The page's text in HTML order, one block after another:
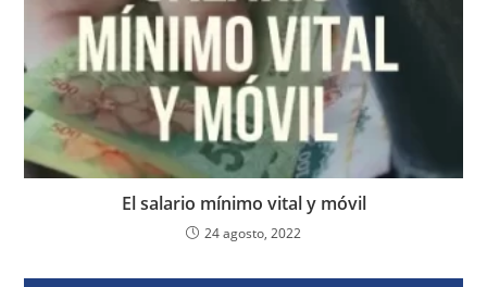
El salario mínimo vital y móvil
24 agosto, 2022